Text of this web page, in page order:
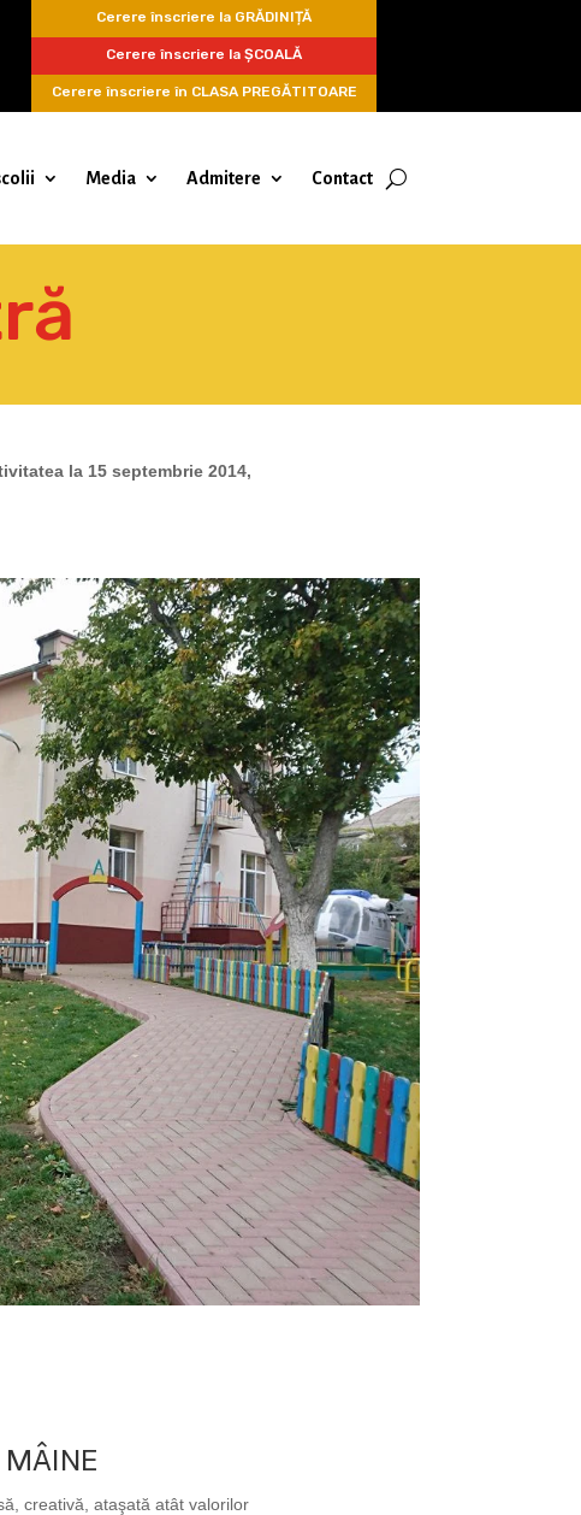
Cerere înscriere la GRĂDINIȚĂ
Cerere înscriere la ȘCOALĂ
Cerere înscriere în CLASA PREGĂTITOARE
Media Admitere Contact
la 15 septembrie 2014,
MÂINE
creativă, ataşată atât valorilor